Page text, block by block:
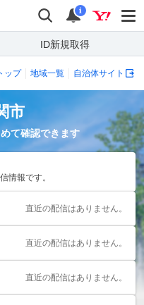
検索 通知
i
ID新規取得
ップ 地域一覧 自治体サイト
市
て確認できます
情報です。
直近の配信はありません。
直近の配信はありません。
直近の配信はありません。